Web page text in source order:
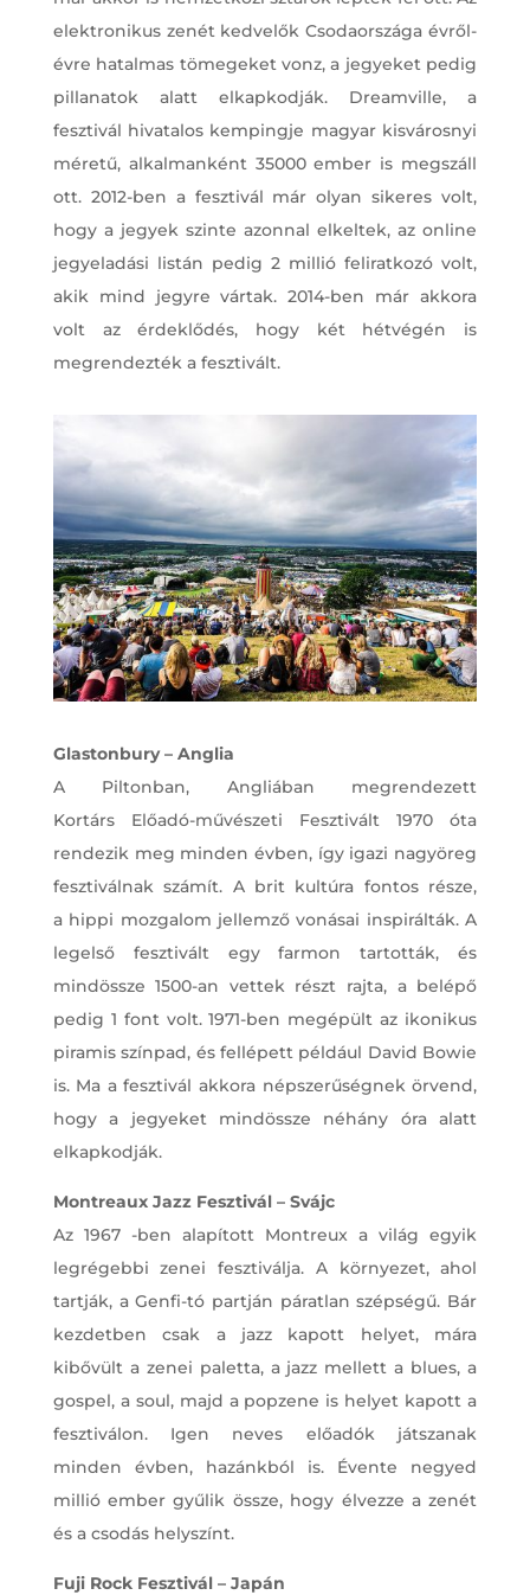
elektronikus zenét kedvelők Csodaországa évről-
évre hatalmas tömegeket vonz, a jegyeket pedig
pillanatok alatt elkapkodják. Dreamville, a
fesztivál hivatalos kempingje magyar kisvárosnyi
méretű, alkalmanként 35000 ember is megszáll
ott. 2012-ben a fesztivál már olyan sikeres volt,
hogy a jegyek szinte azonnal elkeltek, az online
jegyeladási listán pedig 2 millió feliratkozó volt,
akik mind jegyre vártak. 2014-ben már akkora
volt az érdeklődés, hogy két hétvégén is
megrendezték a fesztivált.
Glastonbury – Anglia
A Piltonban, Angliában megrendezett
Kortárs Előadó-művészeti Fesztivált 1970 óta
rendezik meg minden évben, így igazi nagyöreg
fesztiválnak számít. A brit kultúra fontos része,
a hippi mozgalom jellemző vonásai inspirálták. A
legelső fesztivált egy farmon tartották, és
mindössze 1500-an vettek részt rajta, a belépő
pedig 1 font volt. 1971-ben megépült az ikonikus
piramis színpad, és fellépett például David Bowie
is. Ma a fesztivál akkora népszerűségnek örvend,
hogy a jegyeket mindössze néhány óra alatt
elkapkodják.
Montreaux Jazz Fesztivál – Svájc
Az 1967 -ben alapított Montreux a világ egyik
legrégebbi zenei fesztiválja. A környezet, ahol
tartják, a Genfi-tó partján páratlan szépségű. Bár
kezdetben csak a jazz kapott helyet, mára
kibővült a zenei paletta, a jazz mellett a blues, a
gospel, a soul, majd a popzene is helyet kapott a
fesztiválon. Igen neves előadók játszanak
minden évben, hazánkból is. Évente negyed
millió ember gyűlik össze, hogy élvezze a zenét
és a csodás helyszínt.
Fuji Rock Fesztivál – Japán